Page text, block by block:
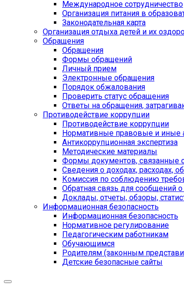
Международное сотрудничество
Организация питания в
Законодательная карта
Организация отдыха детей и их
Обращения
Обращения
Формы обращений
Личный прием
Электронные обращения
Порядок обжалования
Проверить статус обращения
Ответы на обращения,
Противодействие коррупции
Противодействие коррупции
Нормативные правовые и иные
Антикоррупционная экспертиза
Методические материалы
Формы документов, связанные
Сведения о доходах, расходах,
Комиссия по соблюдению
Обратная связь для сообщений
Доклады, отчеты, обзоры,
Информационная безопасность
Информационная безопасность
Нормативное регулирование
Педагогическим работникам
Обучающимся
Родителям (законным
Детские безопасные сайты